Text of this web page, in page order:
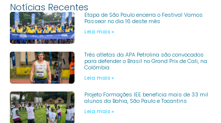
Notícias Recentes
Etapa de São Paulo encerra o Festival Vamos
Passear no dia 16 deste mês
Leia mais »
Três atletas da APA Petrolina são convocados
para defender o Brasil no Grand Prix de Cali, na
Colômbia
Leia mais »
Projeto Formações IEE beneficia mais de 33 mil
alunos da Bahia, São Paulo e Tocantins
Leia mais »